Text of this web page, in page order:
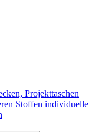
Projekttaschen
Stoffen individuelle